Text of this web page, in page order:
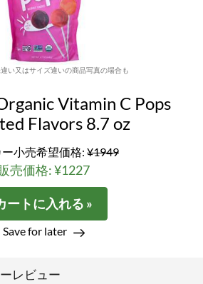
い又はサイズ違いの商品写真の場合も
Vitamin C Pops
Flavors 8.7 oz
ー小売希望価格: ¥1949
売価格: ¥1227
ートに入れる »
Save for later
レビュー